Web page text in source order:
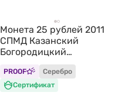
Монета 25 рублей 2011
СПМД Казанский
Богородицкий
монастырь
PROOF
Серебро
Сертификат